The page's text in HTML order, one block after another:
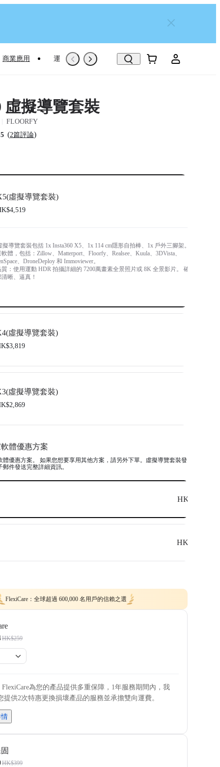
商業應用 運動專屬推薦 Trade-In 翻新機
虛擬導覽套裝
FLOORFY
(2篇評論)
虛擬導覽套裝)
擬導覽套裝包括 1x Insta360 X5、1x 114 cm隱形自拍棒、1x 戶外三腳架。
體，包括：Zillow、Matterport、Floorfy、Realsee、Kuula、3DVista、
、DroneDeploy 和 Immoviewer。
：使用運動 HDR 拍攝詳細的 7200萬畫素全景照片或 8K 全景影片。 確
晰、逼真！
虛擬導覽套裝)
體，包括：Floorfy、Realsee、Kuula、3DVista、GoThru、OpenSpace 和
虛擬導覽套裝)
體，包括：Floorfy、Realsee、Kuula、3DVista、GoThru、OpenSpace 和
體優惠方案
體優惠方案。 如果您想要享用其他方案，請另外下單。虛擬導覽套裝發
件發送完整詳細資訊。
HK$0
HK$0
FlexiCare：全球超過 600,000 名用戶的信賴之選
HK$259
FlexiCare為您的產品提供多重保障，1年服務期間內，我
提供2次特惠更換損壞產品的服務並承擔雙向運費。
HK$399